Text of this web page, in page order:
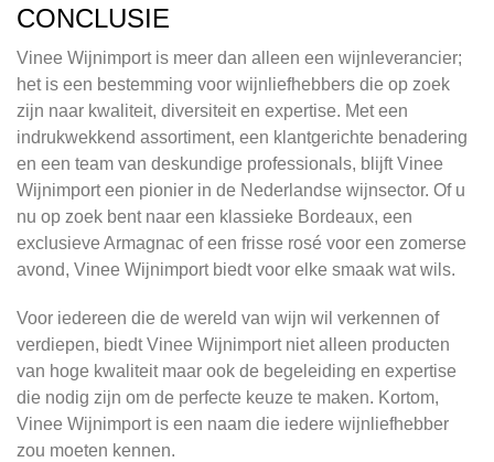
CONCLUSIE
Vinee Wijnimport is meer dan alleen een wijnleverancier;
het is een bestemming voor wijnliefhebbers die op zoek
zijn naar kwaliteit, diversiteit en expertise. Met een
indrukwekkend assortiment, een klantgerichte benadering
en een team van deskundige professionals, blijft Vinee
Wijnimport een pionier in de Nederlandse wijnsector. Of u
nu op zoek bent naar een klassieke Bordeaux, een
exclusieve Armagnac of een frisse rosé voor een zomerse
avond, Vinee Wijnimport biedt voor elke smaak wat wils.
Voor iedereen die de wereld van wijn wil verkennen of
verdiepen, biedt Vinee Wijnimport niet alleen producten
van hoge kwaliteit maar ook de begeleiding en expertise
die nodig zijn om de perfecte keuze te maken. Kortom,
Vinee Wijnimport is een naam die iedere wijnliefhebber
zou moeten kennen.